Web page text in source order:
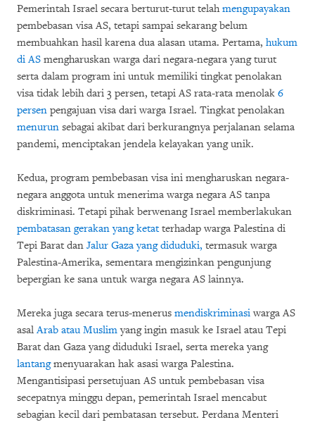
Pemerintah Israel secara berturut-turut telahmengupayakan
pembebasan visa AS, tetapi sampai sekarang belum
membuahkan hasil karena dua alasan utama. Pertama, hukum
di AS mengharuskan warga dari negara-negara yang turut
serta dalam program ini untuk memiliki tingkat penolakan
visa tidak lebih dari 3 persen, tetapi AS rata-rata menolak 6
persen pengajuan visa dari warga Israel. Tingkat penolakan
menurun sebagai akibat dari berkurangnya perjalanan selama
pandemi, menciptakan jendela kelayakan yang unik.
Kedua, program pembebasan visa ini mengharuskan negara-
negara anggota untuk menerima warga negara AS tanpa
diskriminasi. Tetapi pihak berwenang Israel memberlakukan
pembatasan gerakan yang ketatterhadap warga Palestina di
Tepi Barat dan Jalur Gaza yang diduduki, termasuk warga
Palestina-Amerika, sementara mengizinkan pengunjung
bepergian ke sana untuk warga negara AS lainnya.
Mereka juga secara terus-menerus mendiskriminasi warga AS
asalArab atau Muslimyang ingin masuk ke Israel atau Tepi
Barat dan Gaza yang diduduki Israel, serta mereka yang
lantangmenyuarakan hak asasi warga Palestina.
Mengantisipasi persetujuan AS untuk pembebasan visa
secepatnya minggu depan, pemerintah Israel mencabut
sebagian kecil dari pembatasan tersebut. Perdana Menteri